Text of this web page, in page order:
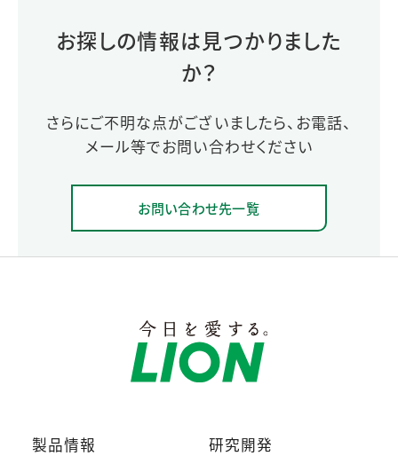
お探しの情報は見つかりました
か？
さらにご不明な点がございましたら、お電話、
メール等でお問い合わせください
お問い合わせ先一覧
製品情報 研究開発